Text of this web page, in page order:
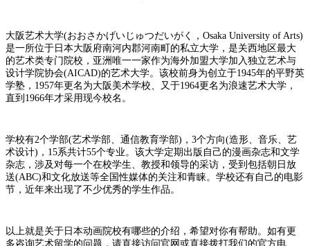
大阪艺术大学(おおさかげいじゅつだいがく，Osaka University of Arts)
是一所位于日本大阪府南河内郡河南町的私立大学，是关西地区最大
的艺术类专门院校，亚洲唯一一家作为海外加盟大学加入独立艺术与
设计学院协会(AICAD)的艺术大学。该校前身为创立于1945年的平野英
学塾，1957年更名为大阪美术学校、又于1964更名为浪速艺术大学，
直到1966年才采用现今校名。
学校有2个学部(艺术学部、通信教育学部)，3个方向(造形、音乐、艺
术设计)，15系共计55个专业。该大学定期出版自己的漫画杂志和文学
杂志，涉及对每一个在校学生、教授和领导的采访，受到包括朝日放
送(ABC)和文化放送等全国性媒体的关注和青睐。学校还有自己的电影
节，近年来出现了不少优秀的学生作品。
以上就是关于日本动画院校有哪些的介绍，希望对你有帮助。如有更
多咨询艺术留学的问题，请直接访问官网或直接拨打我们的官方电